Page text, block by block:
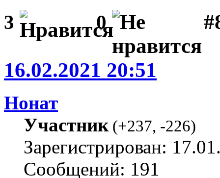
3 0
16.02.2021 20:51
Нонат
Участник(+237, -226)
Зарегистрирован:
Сообщений: 191